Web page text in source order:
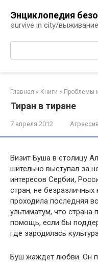
контенту
Энциклопедия
survive in city/
Поиск:
Главная » Книги » Проблемы
Тиран в тиране
7 апреля 2012
Визит Буша в столицу
шительно выступал за
ин­тересов Сербии,
стран, не
проходила по­следняя
ультиматум, что
помощь, если бы
где зародилась
Буш жаждет любви. Он